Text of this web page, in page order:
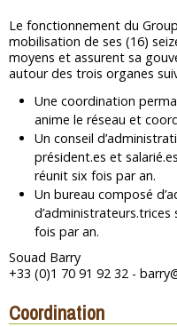
Le fonctionnement du
mobilisation de ses (16)
moyens et assurent sa
autour des trois organes
Une coordination
anime le réseau et
Un conseil
président.es et
réunit six fois par an.
Un bureau composé
d’administrateurs.trices
fois par an.
Souad Barry
+33 (0)1 70 91 92 32 -
Coordination